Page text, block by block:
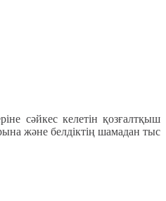
сәйкес келетін қозғалтқыш
және белдіктің шамадан тыс